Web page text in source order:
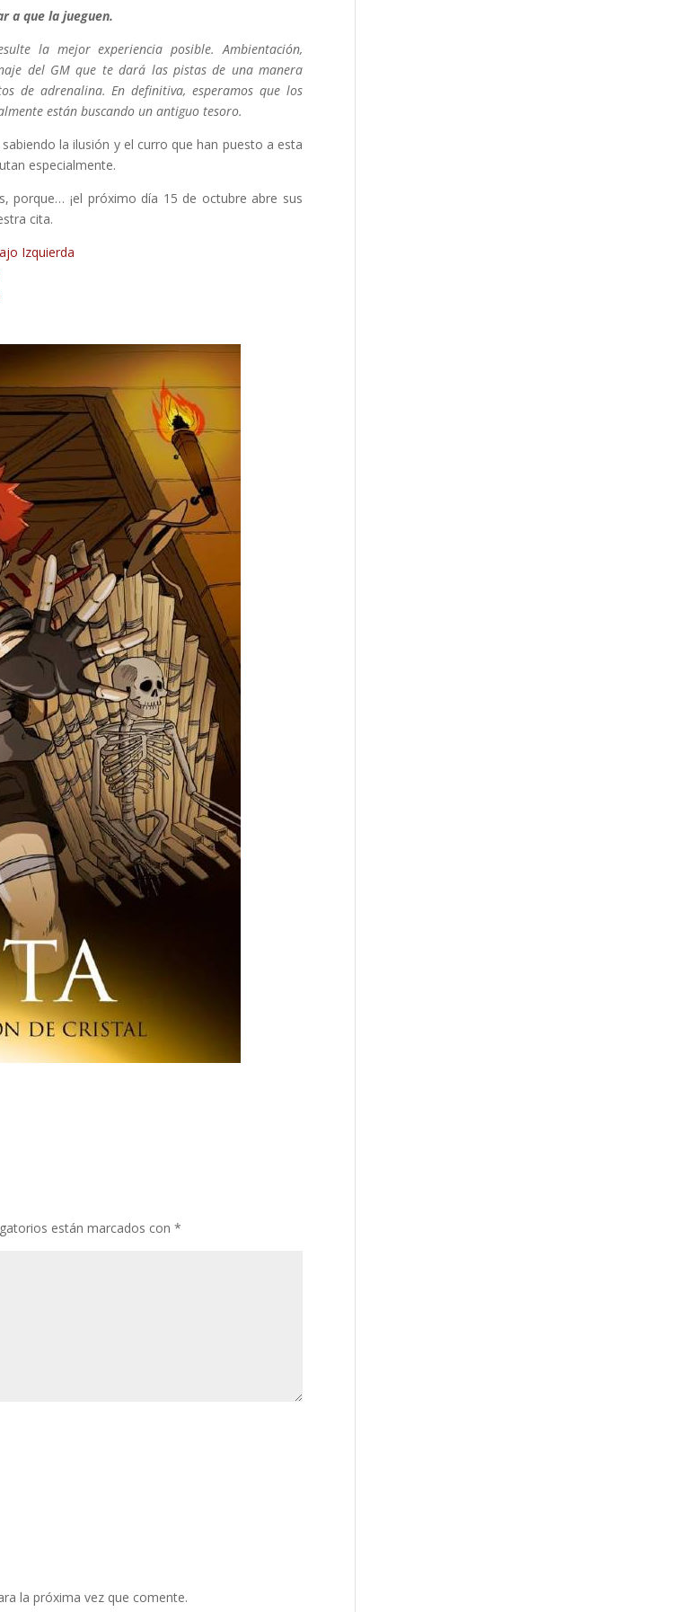
a que la jueguen.
la mejor experiencia posible. Ambientación,
del GM que te dará las pistas de una manera
de adrenalina. En definitiva, esperamos que los
están buscando un antiguo tesoro.
la ilusión y el curro que han puesto a esta
especialmente.
porque… ¡el próximo día 15 de octubre abre sus
cita.
Izquierda
están marcados con*
la próxima vez que comente.